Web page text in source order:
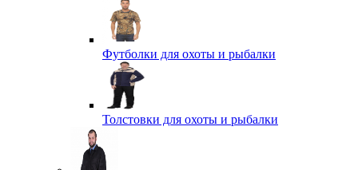
Футболки для охоты и рыбалки
Толстовки для охоты и рыбалки